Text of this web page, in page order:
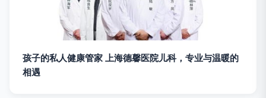
孩子的私人健康管家 上海德馨医院儿科，专业与温暖的
相遇